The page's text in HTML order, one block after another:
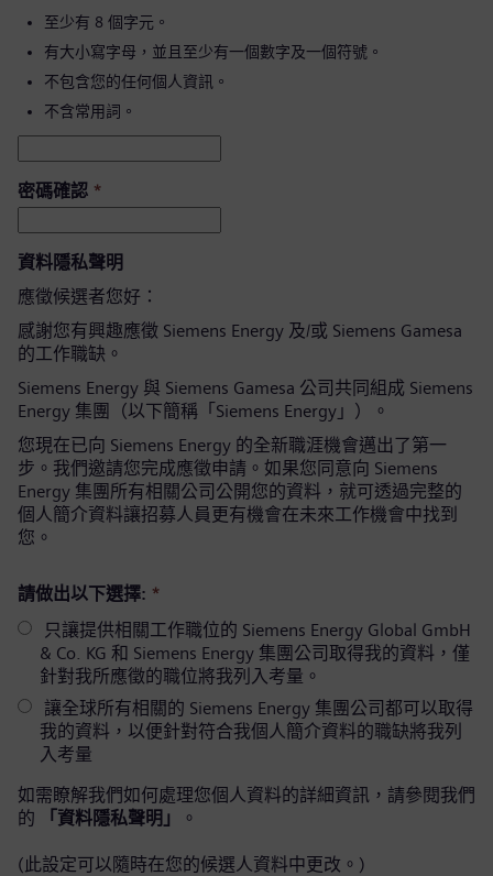
至少有 8 個字元。
有大小寫字母，並且至少有一個數字及一個符號。
不包含您的任何個人資訊。
不含常用詞。
密碼確認 *
資料隱私聲明
應徵候選者您好：
感謝您有興趣應徵 Siemens Energy 及/或 Siemens Gamesa
的工作職缺。
Siemens Energy 與 Siemens Gamesa 公司共同組成 Siemens
Energy 集團（以下簡稱「Siemens Energy」）。
您現在已向 Siemens Energy 的全新職涯機會邁出了第一
步。我們邀請您完成應徵申請。如果您同意向 Siemens
Energy 集團所有相關公司公開您的資料，就可透過完整的
個人簡介資料讓招募人員更有機會在未來工作機會中找到
您。
請做出以下選擇: *
只讓提供相關工作職位的 Siemens Energy Global GmbH
& Co. KG 和 Siemens Energy 集團公司取得我的資料，僅
針對我所應徵的職位將我列入考量。
讓全球所有相關的 Siemens Energy 集團公司都可以取得
我的資料，以便針對符合我個人簡介資料的職缺將我列
入考量
如需瞭解我們如何處理您個人資料的詳細資訊，請參閱我們
的
「資料隱私聲明」 。
(此設定可以隨時在您的候選人資料中更改。)